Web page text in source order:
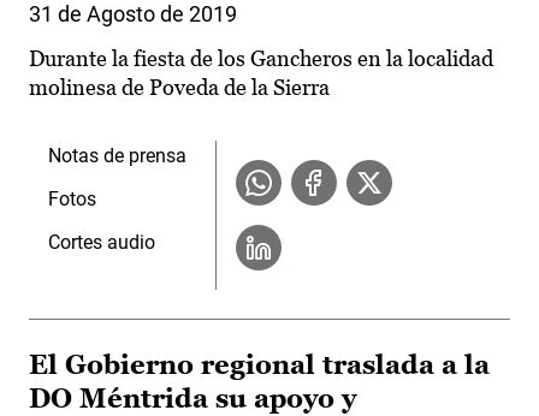
31 de Agosto de 2019
Durante la fiesta de los Gancheros en la localidad
molinesa de Poveda de la Sierra
Notas de prensa
Fotos
Cortes audio
El Gobierno regional traslada a la
DO Méntrida su apoyo y